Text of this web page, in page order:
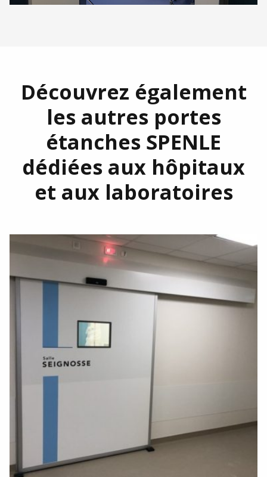
Découvrez également
les autres portes
étanches SPENLE
dédiées aux hôpitaux
et aux laboratoires